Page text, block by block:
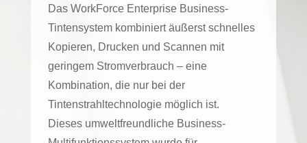
Das WorkForce Enterprise Business-
Tintensystem kombiniert äußerst schnelles
Kopieren, Drucken und Scannen mit
geringem Stromverbrauch – eine
Kombination, die nur bei der
Tintenstrahltechnologie möglich ist.
Dieses umweltfreundliche Business-